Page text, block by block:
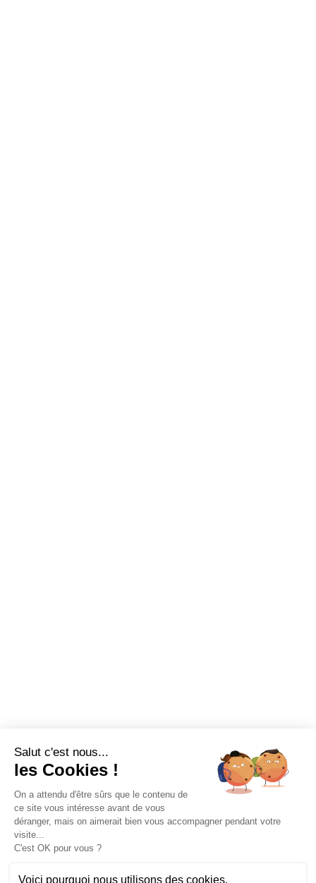
Salut c'est nous...
les Cookies !
On a attendu d'être sûrs que le contenu de
ce site vous intéresse avant de vous
déranger, mais on aimerait bien vous accompagner pendant votre
visite...
C'est OK pour vous ?
Voici pourquoi nous utilisons des cookies.